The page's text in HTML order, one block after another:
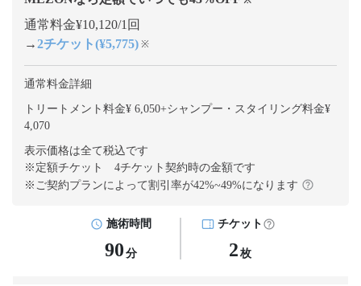
通常料金¥10,120/1回
→2チケット(¥5,775) ※
通常料金詳細
トリートメント料金¥ 6,050+シャンプー・スタイリング料金¥
4,070
表示価格は全て税込です
※定額チケット 4チケット契約時の金額です
※ご契約プランによって割引率が42%~49%になります
施術時間
90 分
チケット
2 枚